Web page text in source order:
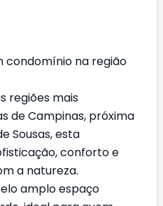
condomínio na região
regiões mais
de Campinas, próxima
Sousas, esta
conforto e
a natureza.
amplo espaço